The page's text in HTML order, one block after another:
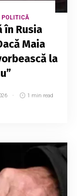
POLITICĂ
în Rusia
Maia
la
1 min read